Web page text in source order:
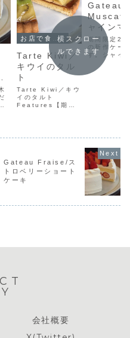
お店で食べられるケーキ
Tarte Kiwi／
キウイのタル
ト
Tarte Kiwi／キウ
イのタルト
Features【期間
す。price
1piece：¥550 5
号：¥4,000 6
号：¥4,700 7
Gateau
Muscat
ャインマ
ットのシ
トケーキ
期間限定
の新作ケー
す。シャイ
カットと当
ジナル生ク
¥5,600
横スクロー
ルできます
Gateau Fraise/ス
トロベリーショート
ケーキ
会社概要